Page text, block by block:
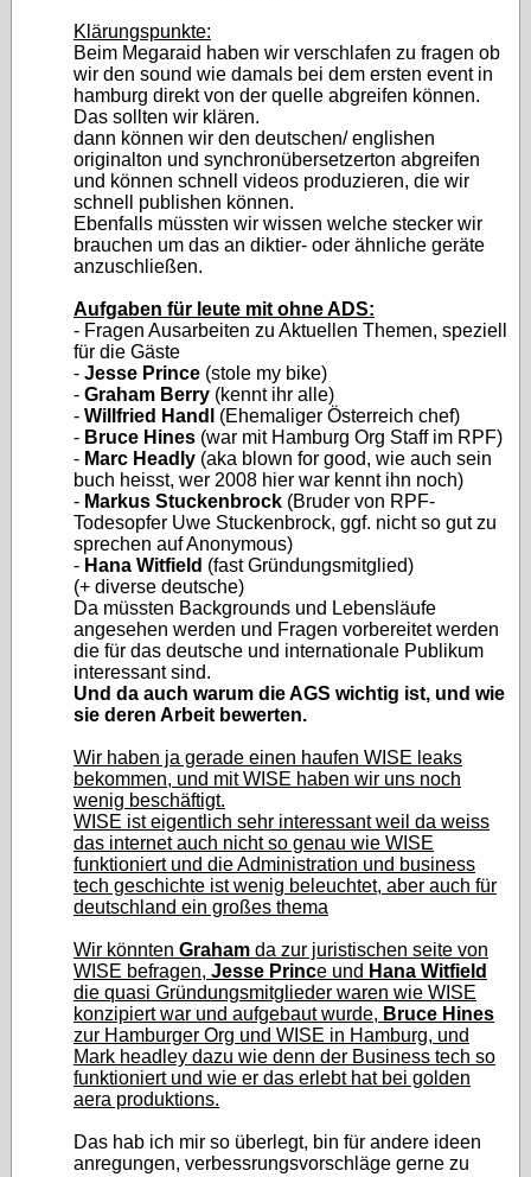
Klärungspunkte:
Beim Megaraid haben wir verschlafen zu fragen ob
wir den sound wie damals bei dem ersten event in
hamburg direkt von der quelle abgreifen können.
Das sollten wir klären.
dann können wir den deutschen/ englishen
originalton und synchronübersetzerton abgreifen
und können schnell videos produzieren, die wir
schnell publishen können.
Ebenfalls müssten wir wissen welche stecker wir
brauchen um das an diktier- oder ähnliche geräte
anzuschließen.
Aufgaben für leute mit ohne ADS:
- Fragen Ausarbeiten zu Aktuellen Themen, speziell
für die Gäste
- Jesse Prince (stole my bike)
- Graham Berry (kennt ihr alle)
- Willfried Handl
(Ehemaliger Österreich chef)
- Bruce Hines (war mit Hamburg Org Staff im RPF)
- Marc Headly (aka blown for good, wie auch sein
buch heisst, wer 2008 hier war kennt ihn noch)
- Markus Stuckenbrock (Bruder von RPF-
Todesopfer Uwe Stuckenbrock, ggf. nicht so gut zu
sprechen auf Anonymous)
- Hana Witfield (fast Gründungsmitglied)
(+ diverse deutsche)
Da müssten Backgrounds und Lebensläufe
angesehen werden und Fragen vorbereitet werden
die für das deutsche und internationale Publikum
interessant sind.
Und da auch warum die AGS wichtig ist, und wie
sie deren Arbeit bewerten.
Wir haben ja gerade einen haufen WISE leaks
bekommen, und mit WISE haben wir uns noch
wenig beschäftigt.
WISE ist eigentlich sehr interessant weil da weiss
das internet auch nicht so genau wie WISE
funktioniert und die Administration und business
tech geschichte ist wenig beleuchtet, aber auch für
deutschland ein großes thema
Wir könnten Graham da zur juristischen seite von
WISE befragen, Jesse Prince und Hana Witfield
die quasi Gründungsmitglieder waren wie WISE
konzipiert war und aufgebaut wurde, Bruce Hines
zur Hamburger Org und WISE in Hamburg, und
Mark headley dazu wie denn der Business tech so
funktioniert und wie er das erlebt hat bei golden
aera produktions.
Das hab ich mir so überlegt, bin für andere ideen
anregungen, verbessrungsvorschläge gerne zu